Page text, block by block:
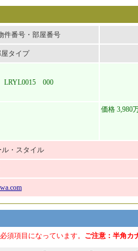
件番号・部屋番号
タイプ
LRYL0015 000
価格 3,980
・スタイル
須項目になっています。 ご注意：半角カ